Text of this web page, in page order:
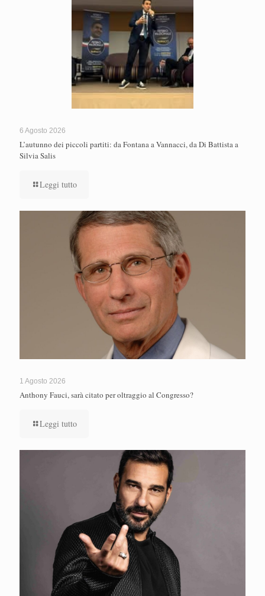
6 Agosto 2026
L’autunno dei piccoli partiti: da Fontana a Vannacci, da Di Battista a
Silvia Salis
Leggi tutto
1 Agosto 2026
Anthony Fauci, sarà citato per oltraggio al Congresso?
Leggi tutto